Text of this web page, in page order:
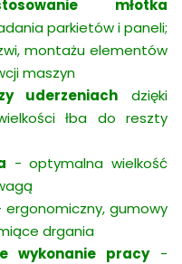
młotka
parkietów i paneli;
montażu elementów
maszyn
uderzeniach dzięki
łba do reszty
- optymalna wielkość
ergonomiczny, gumowy
drgania
wykonanie pracy-